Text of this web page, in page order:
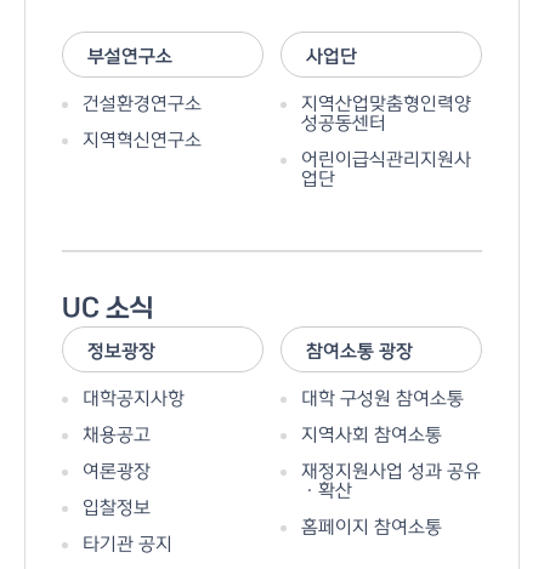
부설연구소
건설환경연구소
지역혁신연구소
사업단
지역산업맞춤형인력양
성공동센터
어린이급식관리지원사
업단
UC 소식
정보광장
대학공지사항
채용공고
여론광장
입찰정보
타기관 공지
참여소통 광장
대학 구성원 참여소통
지역사회 참여소통
재정지원사업 성과 공유
ㆍ확산
홈페이지 참여소통